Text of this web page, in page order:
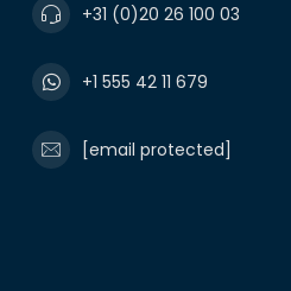
+31 (0)20 26 100 03
+1 555 42 11 679
[email protected]